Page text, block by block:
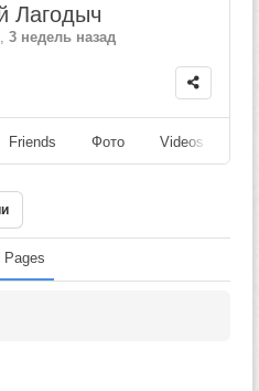
Лагодыч
3 недель назад
Friends Фото Videos
Pages